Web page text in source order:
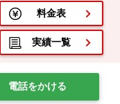
料金表
実績一覧
電話をかける